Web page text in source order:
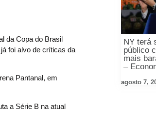
da Copa do Brasil
foi alvo de críticas da
Pantanal, em
a Série B na atual
NY terá
público
mais
–
agosto 7,